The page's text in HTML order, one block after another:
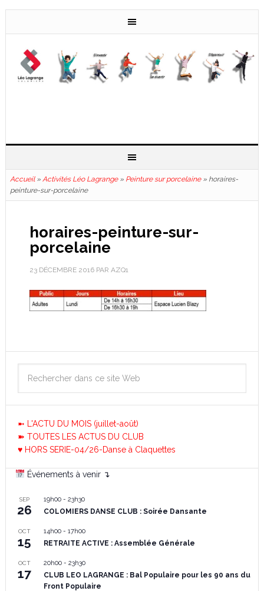
Accueil» Activités Léo Lagrange» Peinture sur porcelaine» horaires-
peinture-sur-porcelaine
horaires-peinture-sur-
porcelaine
23 DÉCEMBRE 2016PAR AZQ1
➼ L'ACTU DU MOIS (juillet-août)
➽ TOUTES LES ACTUS DU CLUB
♥ HORS SERIE-04/26-Danse à Claquettes
Événements à venir ↴
SEP
26
19h00- 23h30
COLOMIERS DANSE CLUB : Soirée Dansante
OCT
15
14h00- 17h00
RETRAITE ACTIVE : Assemblée Générale
OCT
17
20h00- 23h30
CLUB LEO LAGRANGE : Bal Populaire pour les 90 ans du
Front Populaire